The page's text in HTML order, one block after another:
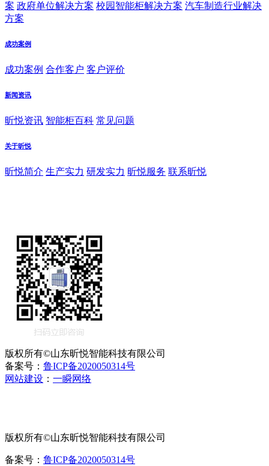
案 政府单位解决方案 校园智能柜解决方案 汽车制造行业解决
方案
成功案例
成功案例 合作客户 客户评价
新闻资讯
昕悦资讯 智能柜百科 常见问题
关于昕悦
昕悦简介 生产实力 研发实力 昕悦服务 联系昕悦
版权所有©山东昕悦智能科技有限公司
备案号： 鲁ICP备2020050314号
网站建设 ： 一瞬网络
版权所有©山东昕悦智能科技有限公司
备案号： 鲁ICP备2020050314号